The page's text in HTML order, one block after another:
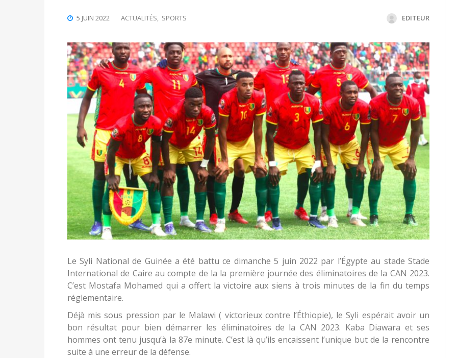
5 JUIN 2022 ACTUALITÉS SPORTS EDITEUR
Le Syli National de Guinée a été battu ce dimanche 5 juin 2022 par l’Égypte au stade Stade
International de Caire au compte de la la première journée des éliminatoires de la CAN 2023.
C’est Mostafa Mohamed qui a offert la victoire aux siens à trois minutes de la fin du temps
réglementaire.
Déjà mis sous pression par le Malawi ( victorieux contre l’Éthiopie), le Syli espérait avoir un
bon résultat pour bien démarrer les éliminatoires de la CAN 2023. Kaba Diawara et ses
hommes ont tenu jusqu’à la 87e minute. C’est là qu’ils encaissent l’unique but de la rencontre
suite à une erreur de la défense.